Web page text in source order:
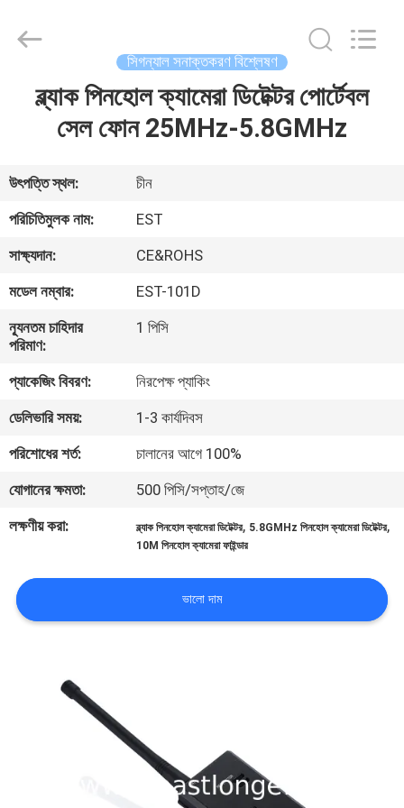
ভিডিও
আমাদের
সম্পর্কে
ভ্রমণ
মান
নিয়ন্ত্রণ
যোগাযোগ
করুন
খবর
ELECTRONICS(HK)
CO.,LTD.
সিগন্যাল সনাক্তকরণ বিশ্লেষণ
ব্ল্যাক পিনহোল ক্যামেরা ডিটেক্টর পোর্টেবল
সেল ফোন 25MHz-5.8GMHz
উৎপত্তি স্থল:
চীন
পরিচিতিমুলক নাম:
EST
সাক্ষ্যদান:
CE&ROHS
মডেল নম্বার:
EST-101D
ন্যূনতম চাহিদার
পরিমাণ:
1 পিসি
প্যাকেজিং বিবরণ:
নিরপেক্ষ প্যাকিং
ডেলিভারি সময়:
1-3 কার্যদিবস
পরিশোধের শর্ত:
চালানের আগে 100%
যোগানের ক্ষমতা:
500 পিসি/সপ্তাহ/জে
লক্ষণীয় করা:
ব্ল্যাক পিনহোল ক্যামেরা ডিটেক্টর, 5.8GMHz পিনহোল ক্যামেরা ডিটেক্টর,
10M পিনহোল ক্যামেরা ফাইন্ডার
ভালো দাম